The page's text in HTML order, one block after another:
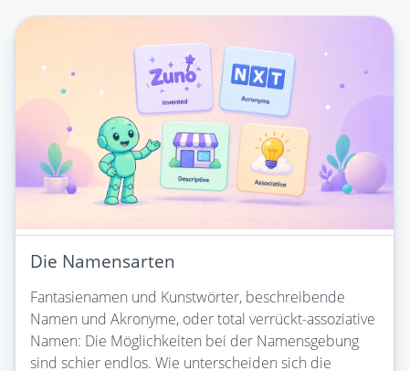
Die Namensarten
Fantasienamen und Kunstwörter, beschreibende
Namen und Akronyme, oder total verrückt-assoziative
Namen: Die Möglichkeiten bei der Namensgebung
sind schier endlos. Wie unterscheiden sich die